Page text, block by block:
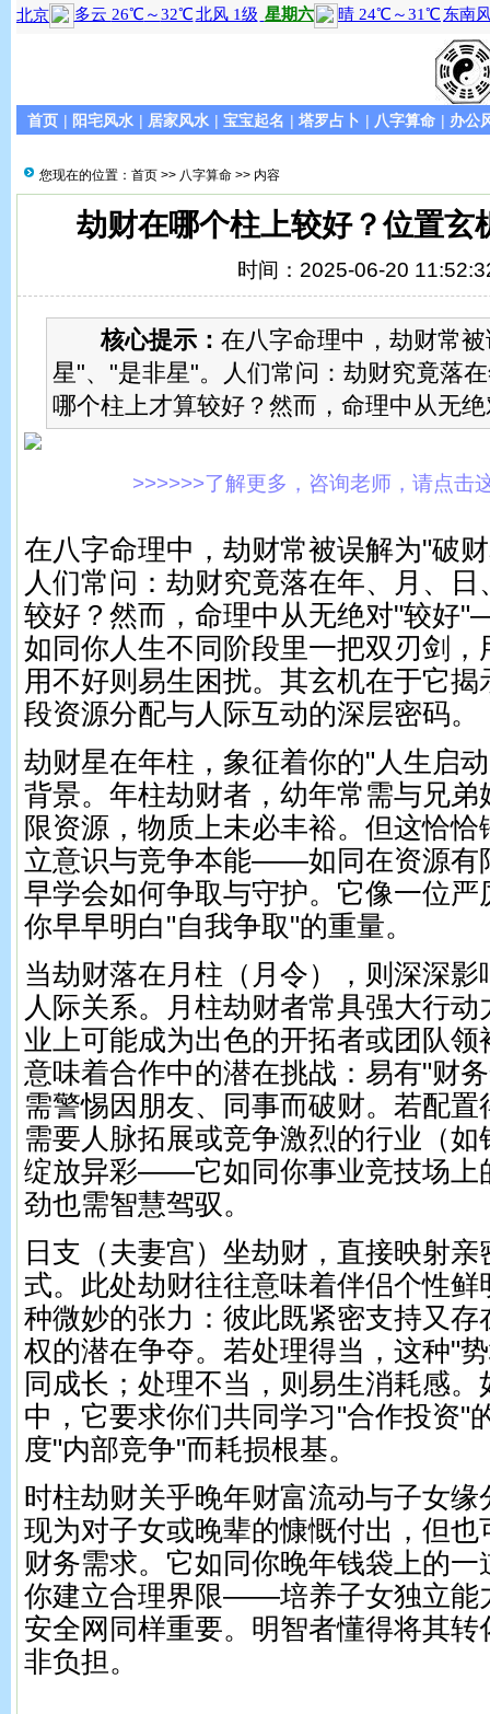
首页 | 阳宅风水 | 居家风水 | 宝宝起名 | 塔罗占卜 | 八字算命 | 办公
您现在的位置： 首页 >> 八字算命 >> 内容
劫财在哪个柱上较好？位置玄
时间：2025-06-20
核心提示： 在八字命理中，劫财常
星"、"是非星"。人们常问：劫财究竟落
哪个柱上才算较好？然而，命理中从无
>>>>>>了解更多，咨询老师，请点击
在八字命理中，劫财常被误解为"破
人们常问：劫财究竟落在年、月、
较好？然而，命理中从无绝对"较好
如同你人生不同阶段里一把双刃剑，
用不好则易生困扰。其玄机在于它
段资源分配与人际互动的深层密码。
劫财星在年柱，象征着你的"人生启
背景。年柱劫财者，幼年常需与兄弟
限资源，物质上未必丰裕。但这恰
立意识与竞争本能——如同在资源有
早学会如何争取与守护。它像一位严
你早早明白"自我争取"的重量。
当劫财落在月柱（月令），则深深
人际关系。月柱劫财者常具强大行
业上可能成为出色的开拓者或团队
意味着合作中的潜在挑战：易有"财
需警惕因朋友、同事而破财。若配
需要人脉拓展或竞争激烈的行业（
绽放异彩——它如同你事业竞技场上
劲也需智慧驾驭。
日支（夫妻宫）坐劫财，直接映射
式。此处劫财往往意味着伴侣个性
种微妙的张力：彼此既紧密支持又存
权的潜在争夺。若处理得当，这种"
同成长；处理不当，则易生消耗感
中，它要求你们共同学习"合作投资"
度"内部竞争"而耗损根基。
时柱劫财关乎晚年财富流动与子女
现为对子女或晚辈的慷慨付出，但也
财务需求。它如同你晚年钱袋上的
你建立合理界限——培养子女独立能
安全网同样重要。明智者懂得将其
非负担。